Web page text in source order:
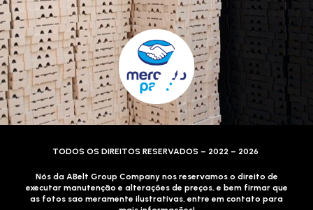
TODOS OS DIREITOS RESERVADOS – 2022 – 2026
Nós da ABelt Group Company nos reservamos o direito de
executar manutenção e alterações de preços, e bem firmar que
as fotos sao meramente ilustrativas, entre em contato para